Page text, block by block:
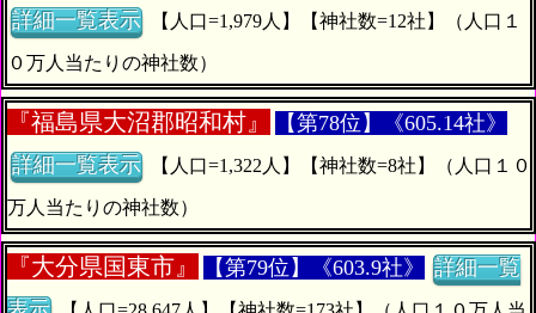
詳細一覧表示
０万人当たりの神社数）
『福島県大沼郡昭和村』
【第78位】《605.14社》
詳細一覧表示
万人当たりの神社数）
『大分県国東市』 【第79位】《603.9社》
詳細一覧